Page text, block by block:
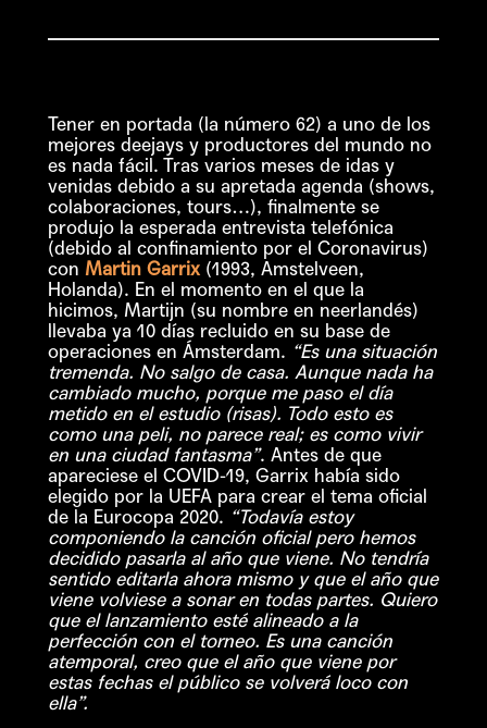
Tener en portada (la número 62) a uno de los
mejores deejays y productores del mundo no
es nada fácil. Tras varios meses de idas y
venidas debido a su apretada agenda (shows,
colaboraciones, tours…), finalmente se
produjo la esperada entrevista telefónica
(debido al confinamiento por el Coronavirus)
con Martin Garrix (1993, Amstelveen,
Holanda). En el momento en el que la
hicimos, Martijn (su nombre en neerlandés)
llevaba ya 10 días recluido en su base de
operaciones en Ámsterdam. “Es una situación
tremenda. No salgo de casa. Aunque nada ha
cambiado mucho, porque me paso el día
metido en el estudio (risas). Todo esto es
como una peli, no parece real; es como vivir
en una ciudad fantasma”. Antes de que
apareciese el COVID-19, Garrix había sido
elegido por la UEFA para crear el tema oficial
de la Eurocopa 2020. “Todavía estoy
componiendo la canción oficial pero hemos
decidido pasarla al año que viene. No tendría
sentido editarla ahora mismo y que el año que
viene volviese a sonar en todas partes. Quiero
que el lanzamiento esté alineado a la
perfección con el torneo. Es una canción
atemporal, creo que el año que viene por
estas fechas el público se volverá loco con
ella”.